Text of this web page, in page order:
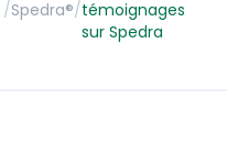
/Spedra®/témoignages
sur Spedra